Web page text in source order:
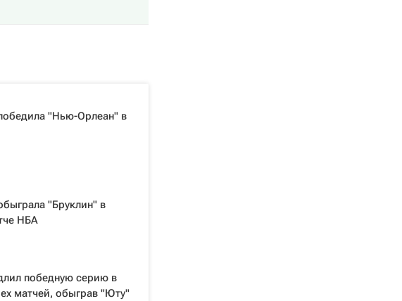
"Нью-Орлеан" в
"Бруклин" в
НБА
победную серию в
матчей, обыграв "Юту"